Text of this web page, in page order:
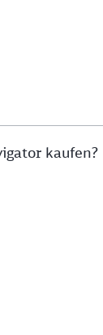
kaufen?